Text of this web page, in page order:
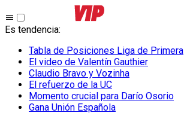
Es tendencia:
Tabla de Posiciones Liga de Primera
El video de Valentín Gauthier
Claudio Bravo y Vozinha
El refuerzo de la UC
Momento crucial para Darío Osorio
Gana Unión Española